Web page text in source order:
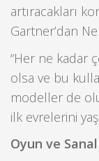
artıracakları
Gartner’dan
“Her ne kadar
olsa ve bu
modeller de
ilk evrelerini
Oyun ve